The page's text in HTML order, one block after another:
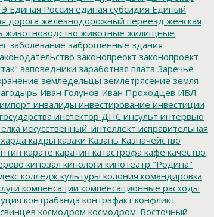
Единая Россия единая субсидия Единый
дорога железнодорожный переезд женская
животноводство животные жилищные
заболевание заброшенные здания
законопреокт законопроект
заповедники заработная плата Заречье
земледельцы землетрясение земля
Иван Голунов Иван Проходцев ИВЛ
импорт инвалиды инвестирование инвестиции
инспектор ДПС инсульт интервью
искусственный_интеллект исправительная
кадры казаки Казань Казначейство
карате каратин катастрофа кафе качество
кинозал кинологи кинотеатр "Родина"
колледж культуры колония командировка
компенсации компенсационные расходы
контрабанда контрафакт конфликт
космодром космодром_Восточный